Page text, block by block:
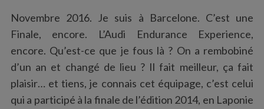
Novembre 2016. Je suis à Barcelone. C’est une
Finale, encore. L’Audi Endurance Experience,
encore. Qu’est-ce que je fous là ? On a rembobiné
d’un an et changé de lieu ? Il fait meilleur, ça fait
plaisir… et tiens, je connais cet équipage, c’est celui
qui a participé à la finale de l’édition 2014, en Laponie